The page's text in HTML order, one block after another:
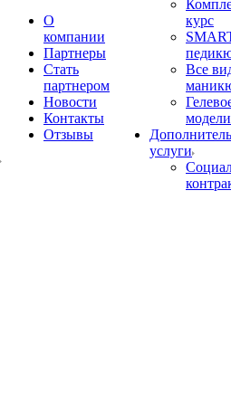
О
компании
Партнеры
Стать
партнером
Новости
Контакты
Отзывы
курс
Все
услуги